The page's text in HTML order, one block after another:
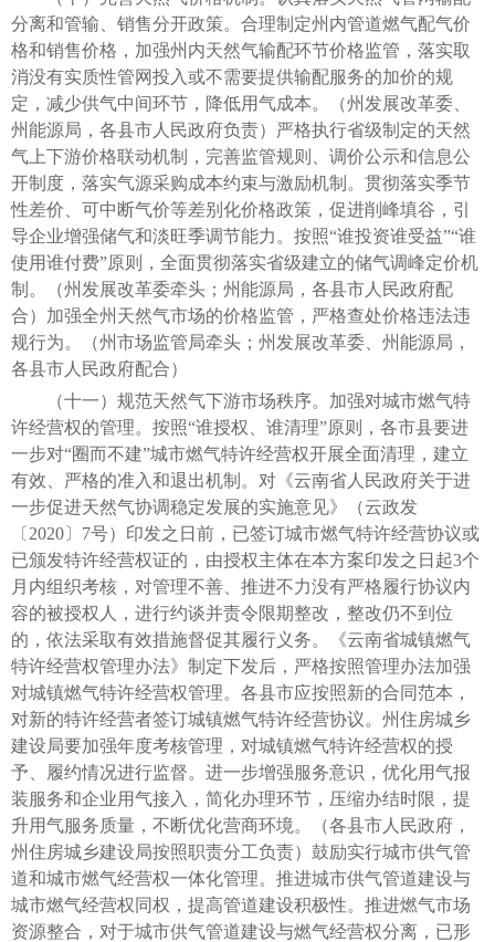
分离和管输、销售分开政策。合理制定州内管道燃气配气价
格和销售价格，加强州内天然气输配环节价格监管，落实取
消没有实质性管网投入或不需要提供输配服务的加价的规
定，减少供气中间环节，降低用气成本。（州发展改革委、
州能源局，各县市人民政府负责）严格执行省级制定的天然
气上下游价格联动机制，完善监管规则、调价公示和信息公
开制度，落实气源采购成本约束与激励机制。贯彻落实季节
性差价、可中断气价等差别化价格政策，促进削峰填谷，引
导企业增强储气和淡旺季调节能力。按照“谁投资谁受益”“谁
使用谁付费”原则，全面贯彻落实省级建立的储气调峰定价机
制。（州发展改革委牵头；州能源局，各县市人民政府配
合）加强全州天然气市场的价格监管，严格查处价格违法违
规行为。（州市场监管局牵头；州发展改革委、州能源局，
各县市人民政府配合）
（十一）规范天然气下游市场秩序。加强对城市燃气特
许经营权的管理。按照“谁授权、谁清理”原则，各市县要进
一步对“圈而不建”城市燃气特许经营权开展全面清理，建立
有效、严格的准入和退出机制。对《云南省人民政府关于进
一步促进天然气协调稳定发展的实施意见》（云政发
〔2020〕7号）印发之日前，已签订城市燃气特许经营协议或
已颁发特许经营权证的，由授权主体在本方案印发之日起3个
月内组织考核，对管理不善、推进不力没有严格履行协议内
容的被授权人，进行约谈并责令限期整改，整改仍不到位
的，依法采取有效措施督促其履行义务。《云南省城镇燃气
特许经营权管理办法》制定下发后，严格按照管理办法加强
对城镇燃气特许经营权管理。各县市应按照新的合同范本，
对新的特许经营者签订城镇燃气特许经营协议。州住房城乡
建设局要加强年度考核管理，对城镇燃气特许经营权的授
予、履约情况进行监督。进一步增强服务意识，优化用气报
装服务和企业用气接入，简化办理环节，压缩办结时限，提
升用气服务质量，不断优化营商环境。（各县市人民政府，
州住房城乡建设局按照职责分工负责）鼓励实行城市供气管
道和城市燃气经营权一体化管理。推进城市供气管道建设与
城市燃气经营权同权，提高管道建设积极性。推进燃气市场
资源整合，对于城市供气管道建设与燃气经营权分离，已形